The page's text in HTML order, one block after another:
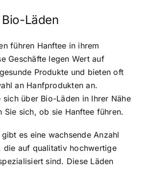
Läden
führen Hanftee in ihrem
Geschäfte legen Wert auf
Produkte und bieten oft
an Hanfprodukten an.
sich über Bio-Läden in Ihrer Nähe
Sie sich, ob sie Hanftee führen.
es eine wachsende Anzahl
die auf qualitativ hochwertige
sind. Diese Läden